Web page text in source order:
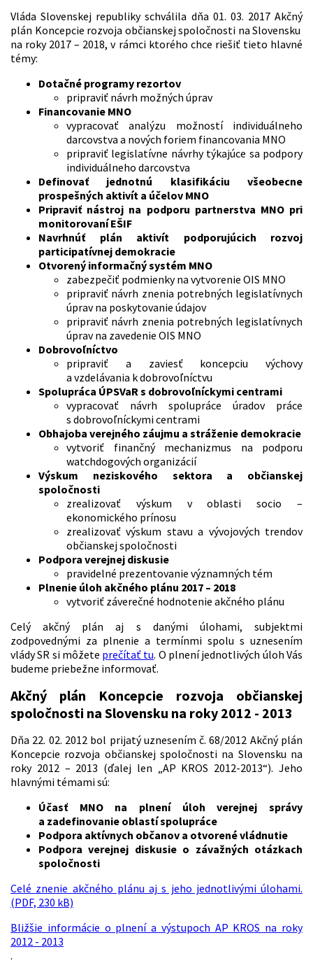
Vláda Slovenskej republiky schválila dňa 01. 03. 2017 Akčný
plán Koncepcie rozvoja občianskej spoločnosti na Slovensku
na roky 2017 – 2018, v rámci ktorého chce riešiť tieto hlavné
témy:
Dotačné programy rezortov
pripraviť návrh možných úprav
Financovanie MNO
vypracovať analýzu možností individuálneho
darcovstva a nových foriem financovania MNO
pripraviť legislatívne návrhy týkajúce sa podpory
individuálneho darcovstva
Definovať jednotnú klasifikáciu všeobecne
prospešných aktivít a účelov MNO
Pripraviť nástroj na podporu partnerstva MNO pri
monitorovaní EŠIF
Navrhnúť plán aktivít podporujúcich rozvoj
participatívnej demokracie
Otvorený informačný systém MNO
zabezpečiť podmienky na vytvorenie OIS MNO
pripraviť návrh znenia potrebných legislatívnych
úprav na poskytovanie údajov
pripraviť návrh znenia potrebných legislatívnych
úprav na zavedenie OIS MNO
Dobrovoľníctvo
pripraviť a zaviesť koncepciu výchovy
a vzdelávania k dobrovoľníctvu
Spolupráca ÚPSVaR s dobrovoľníckymi centrami
vypracovať návrh spolupráce úradov práce
s dobrovoľníckymi centrami
Obhajoba verejného záujmu a stráženie demokracie
vytvoriť finančný mechanizmus na podporu
watchdogových organizácií
Výskum neziskového sektora a občianskej
spoločnosti
zrealizovať výskum v oblasti socio –
ekonomického prínosu
zrealizovať výskum stavu a vývojových trendov
občianskej spoločnosti
Podpora verejnej diskusie
pravidelné prezentovanie významných tém
Plnenie úloh akčného plánu 2017 – 2018
vytvoriť záverečné hodnotenie akčného plánu
Celý akčný plán aj s danými úlohami, subjektmi
zodpovednými za plnenie a termínmi spolu s uznesením
vlády SR si môžete prečítať tu. O plnení jednotlivých úloh Vás
budeme priebežne informovať.
Akčný plán Koncepcie rozvoja občianskej
spoločnosti na Slovensku na roky 2012 - 2013
Dňa 22. 02. 2012 bol prijatý uznesením č. 68/2012 Akčný plán
Koncepcie rozvoja občianskej spoločnosti na Slovensku na
roky 2012 – 2013 (ďalej len „AP KROS 2012-2013“). Jeho
hlavnými témami sú:
Účasť MNO na plnení úloh verejnej správy
a zadefinovanie oblastí spolupráce
Podpora aktívnych občanov a otvorené vládnutie
Podpora verejnej diskusie o závažných otázkach
spoločnosti
Celé znenie akčného plánu aj s jeho jednotlivými úlohami.
(PDF, 230 kB)
Bližšie informácie o plnení a výstupoch AP KROS na roky
2012 - 2013
.